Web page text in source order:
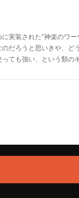
実装された”神楽のワー
だろうと思いきや、ど
ても強い、という類の